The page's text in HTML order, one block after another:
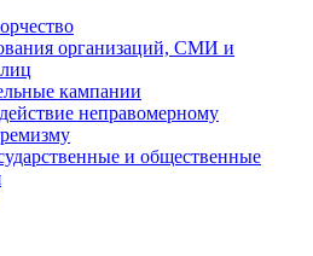
организаций, СМИ и
кампании
неправомерному
и общественные